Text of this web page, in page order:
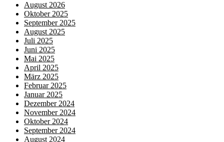
August 2026
Oktober 2025
September 2025
August 2025
Juli 2025
Juni 2025
Mai 2025
April 2025
März 2025
Februar 2025
Januar 2025
Dezember 2024
November 2024
Oktober 2024
September 2024
August 2024